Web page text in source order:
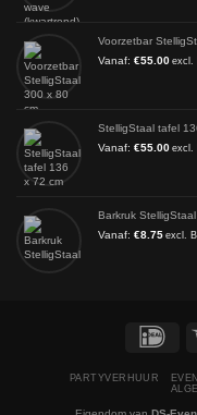
Voorzetbar
Vanaf: €55.00 excl.
StelligStaal tafel
Vanaf: €55.00 excl.
Barkruk StelligStaal
Vanaf: €8.75 excl.
PARTYVERHUUR